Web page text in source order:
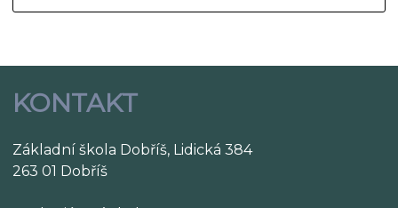
KONTAKT
Základní škola Dobříš, Lidická 384
263 01 Dobříš